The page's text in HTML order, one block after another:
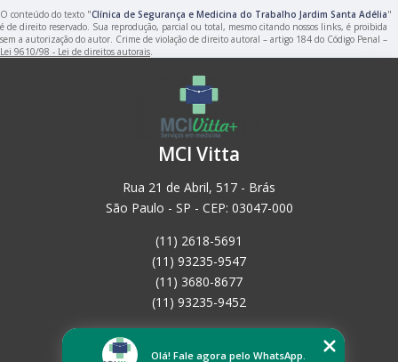
O conteúdo do texto "Clínica de Segurança e Medicina do Trabalho Jardim Santa Adélia"
é de direito reservado. Sua reprodução, parcial ou total, mesmo citando nossos links, é proibida
sem a autorização do autor. Crime de violação de direito autoral – artigo 184 do Código Penal –
Lei 9610/98 - Lei de direitos autorais.
MCI Vitta
Rua 21 de Abril, 517 - Brás
São Paulo - SP - CEP: 03047-000
(11) 2618-5691
(11) 93235-9547
(11) 3680-8677
(11) 93235-9452
Empresa
Olá! Fale agora pelo WhatsApp.